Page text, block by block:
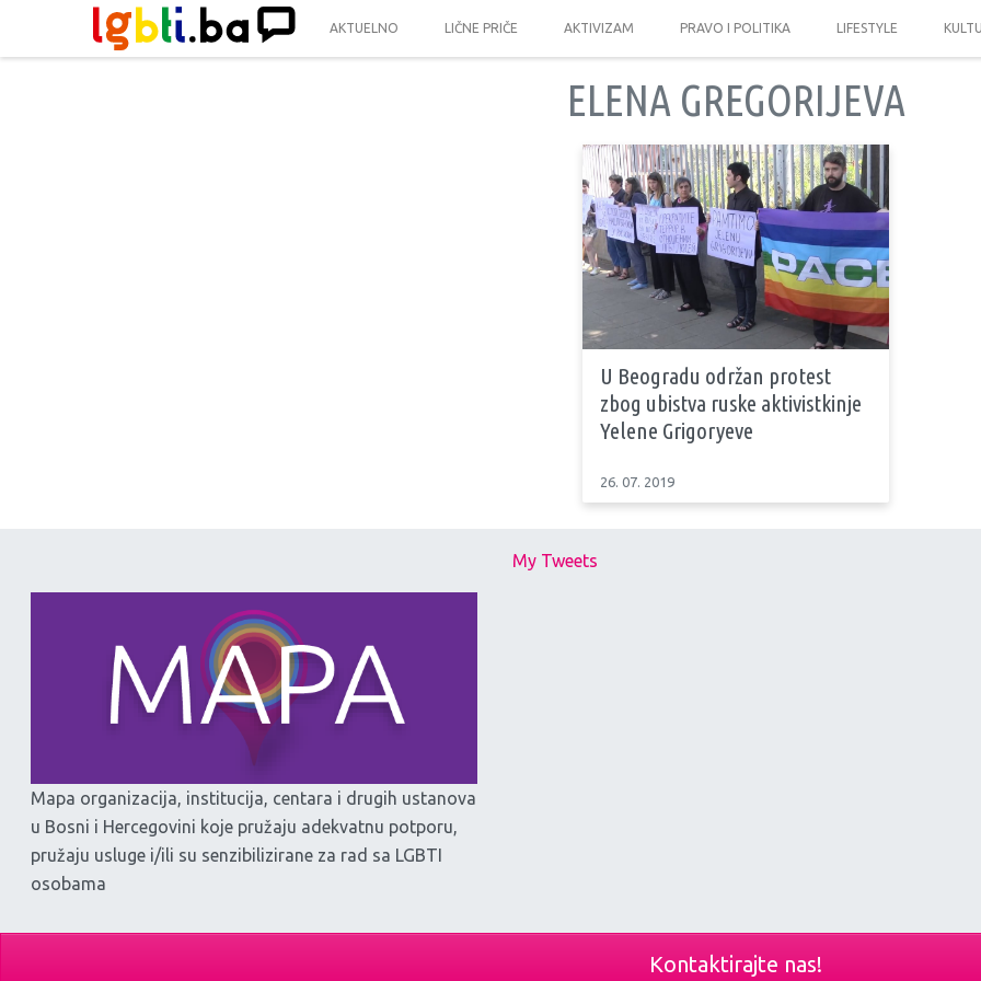
AKTUELNO LIČNE PRIČE AKTIVIZAM PRAVO I POLITIKA LIFESTYLE
ELENA GREGORIJEVA
U Beogradu održan protest
zbog ubistva ruske aktivistkinje
Yelene Grigoryeve
26. 07. 2019
Mapa organizacija, institucija, centara i drugih ustanova
u Bosni i Hercegovini koje pružaju adekvatnu potporu,
pružaju usluge i/ili su senzibilizirane za rad sa LGBTI
osobama
My Tweets
Kontaktirajte nas!